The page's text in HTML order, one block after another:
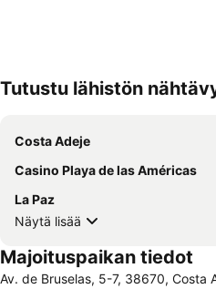
Tutustu lähistön
Costa Adeje
Casino Playa de las Américas
La Paz
Näytä lisää
Majoituspaikan tiedot
Av. de Bruselas, 5-7, 38670, Costa